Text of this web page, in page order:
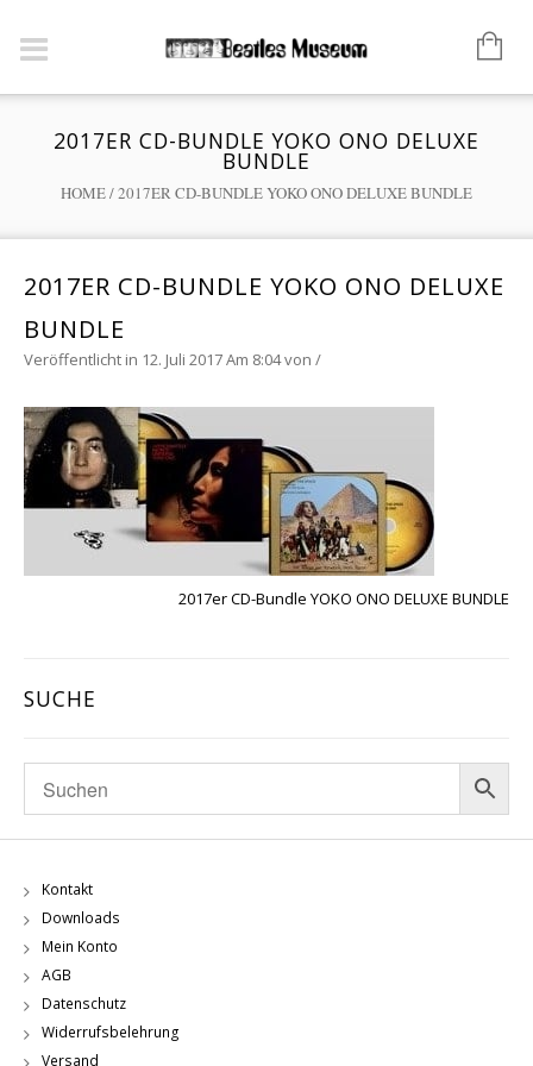
2017ER CD-BUNDLE YOKO ONO DELUXE
BUNDLE
HOME/2017ER CD-BUNDLE YOKO ONO DELUXE BUNDLE
2017ER CD-BUNDLE YOKO ONO DELUXE
BUNDLE
Veröffentlicht in 12. Juli 2017 Am 8:04von /
2017er CD-Bundle YOKO ONO DELUXE BUNDLE
SUCHE
Kontakt
Downloads
Mein Konto
AGB
Datenschutz
Widerrufsbelehrung
Versand